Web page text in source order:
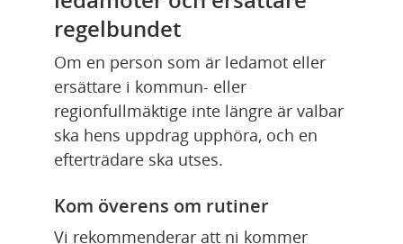
regelbundet
Om en person som är ledamot eller
ersättare i kommun- eller
regionfullmäktige inte längre är valbar
ska hens uppdrag upphöra, och en
efterträdare ska utses.
Kom överens om rutiner
Vi rekommenderar att ni kommer